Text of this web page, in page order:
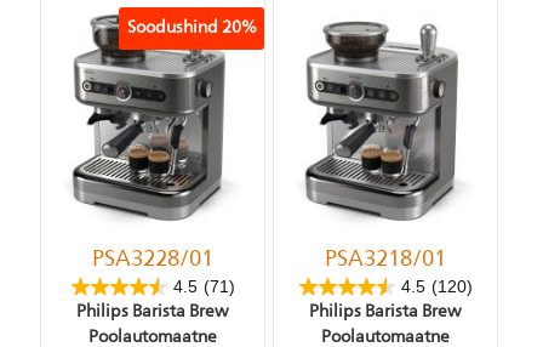
Soodushind 20%
PSA3228/01
4.5 (71)
Philips Barista Brew
Poolautomaatne
PSA3218/01
4.5 (120)
Philips Barista Brew
Poolautomaatne